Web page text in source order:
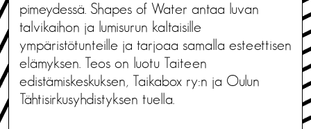
pimeydessä. Shapes of Water antaa luvan
talvikaihon ja lumisurun kaltaisille
ympäristötunteille ja tarjoaa samalla esteettisen
elämyksen. Teos on luotu Taiteen
edistämiskeskuksen, Taikabox ry:n ja Oulun
Tähtisirkusyhdistyksen tuella.